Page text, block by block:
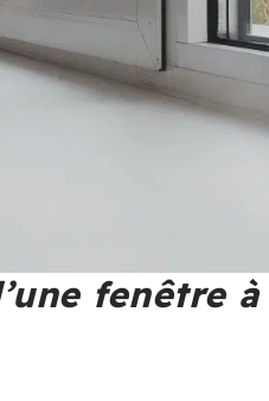
fenêtre